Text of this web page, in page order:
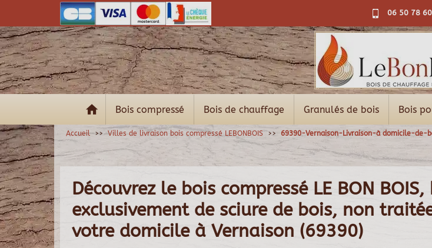
06 50 78
Bois compressé Bois de chauffage Granulés de bois Bois
Accueil Villes de livraison bois compressé LEBONBOIS 69390-Vernaison-Livraison-à domicile-de-
Découvrez le bois compressé LE BON
exclusivement de sciure de bois, non
votre domicile à Vernaison (69390)